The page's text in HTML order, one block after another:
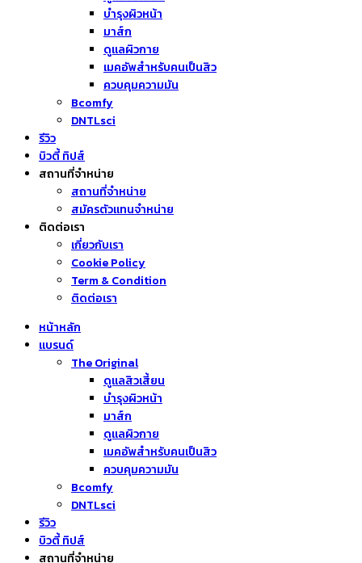
บำรุงผิวหน้า
มาส์ก
ดูแลผิวกาย
เมคอัพสำหรับคนเป็นสิว
ควบคุมความมัน
Bcomfy
DNTLsci
รีวิว
บิวตี้ ทิปส์
สถานที่จำหน่าย
สถานที่จำหน่าย
สมัครตัวแทนจำหน่าย
ติดต่อเรา
เกี่ยวกับเรา
Cookie Policy
Term & Condition
ติดต่อเรา
หน้าหลัก
แบรนด์
The Original
ดูแลสิวเสี้ยน
บำรุงผิวหน้า
มาส์ก
ดูแลผิวกาย
เมคอัพสำหรับคนเป็นสิว
ควบคุมความมัน
Bcomfy
DNTLsci
รีวิว
บิวตี้ ทิปส์
สถานที่จำหน่าย